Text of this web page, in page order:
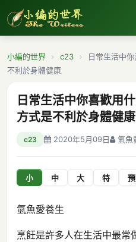
小編的世界 c23
日常生活中
不利於身體健康
日常生活中你喜歡用
方式是不利於身體健康
c23 2020年5月09日 氫魚
小 中 大 特 預
氫魚愛養生
烹飪是許多人在生活中最常